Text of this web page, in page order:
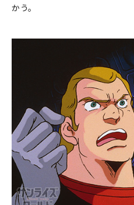
かう。